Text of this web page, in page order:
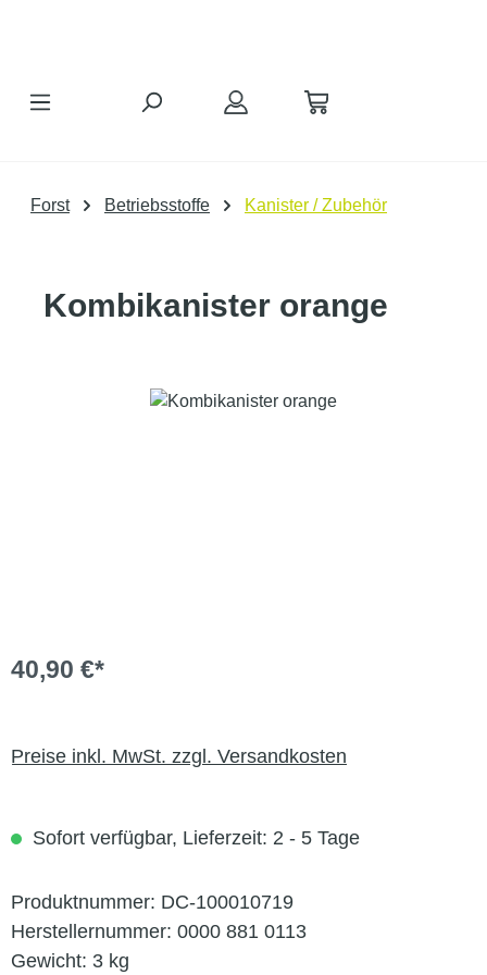
Forst Betriebsstoffe Kanister / Zubehör
Kombikanister orange
Bildergalerie überspringen
40,90 €*
Preise inkl. MwSt. zzgl. Versandkosten
Sofort verfügbar, Lieferzeit: 2 - 5 Tage
Produktnummer: DC-100010719
Herstellernummer: 0000 881 0113
Gewicht: 3 kg